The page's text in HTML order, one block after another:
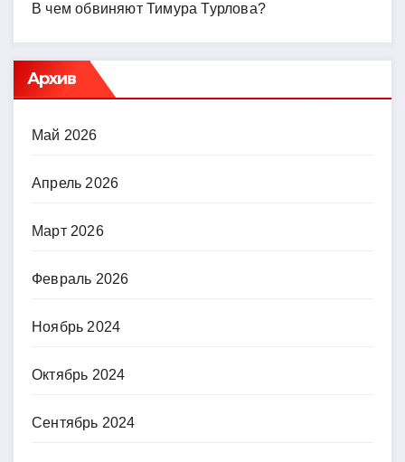
В чем обвиняют Тимура Турлова?
Архив
Май 2026
Апрель 2026
Март 2026
Февраль 2026
Ноябрь 2024
Октябрь 2024
Сентябрь 2024